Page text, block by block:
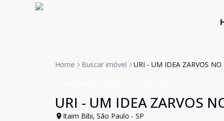
Home Buscar imóvel URI - UM IDEA ZARVOS
URI - UM IDEA ZARVOS
Itaim Bibi, São Paulo - SP